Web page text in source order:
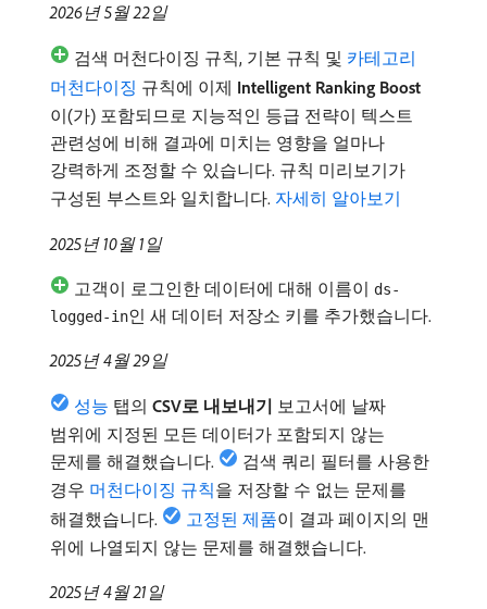
2026년 5월 22일
검색 머천다이징 규칙, 기본 규칙 및 카테고리
머천다이징 규칙에 이제 Intelligent Ranking Boost
이(가) 포함되므로 지능적인 등급 전략이 텍스트
관련성에 비해 결과에 미치는 영향을 얼마나
강력하게 조정할 수 있습니다. 규칙 미리보기가
구성된 부스트와 일치합니다. 자세히 알아보기
2025년 10월 1일
고객이 로그인한 데이터에 대해 이름이 ds-
logged-in인 새 데이터 저장소 키를 추가했습니다.
2025년 4월 29일
성능 탭의 CSV로 내보내기 보고서에 날짜
범위에 지정된 모든 데이터가 포함되지 않는
문제를 해결했습니다.
검색 쿼리 필터를 사용한
경우 머천다이징 규칙을 저장할 수 없는 문제를
해결했습니다.
고정된 제품이 결과 페이지의 맨
위에 나열되지 않는 문제를 해결했습니다.
2025년 4월 21일